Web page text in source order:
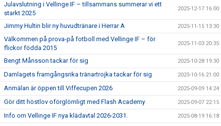
Julavslutning i Vellinge IF – tillsammans summerar vi ett
starkt 2025
2025-12-17 16:00
Jimmy Hultin blir ny huvudtränare i Herrar A 2025-11-15 13:30
Välkommen på prova-på fotboll med Vellinge IF – för
flickor födda 2015
2025-11-03 20:35
Bengt Månsson tackar för sig 2025-10-28 19:30
Damlagets framgångsrika tränartrojka tackar för sig 2025-10-16 21:00
Anmälan är öppen till Viffecupen 2026 2025-09-09 14:24
Gör ditt höstlov oförglömligt med Flash Academy 2025-09-07 22:15
Info om Vellinge IF nya klädavtal 2026-2031. 2025-08-19 16:18